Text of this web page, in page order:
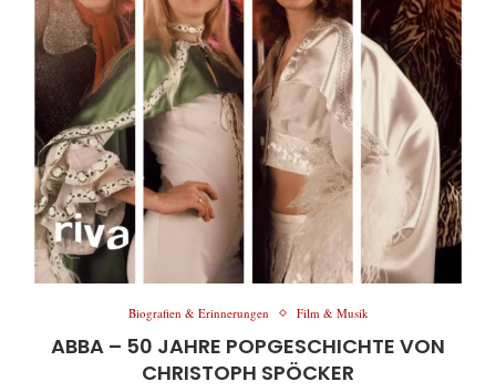
Biografien & Erinnerungen Film & Musik
ABBA – 50 JAHRE POPGESCHICHTE VON
CHRISTOPH SPÖCKER